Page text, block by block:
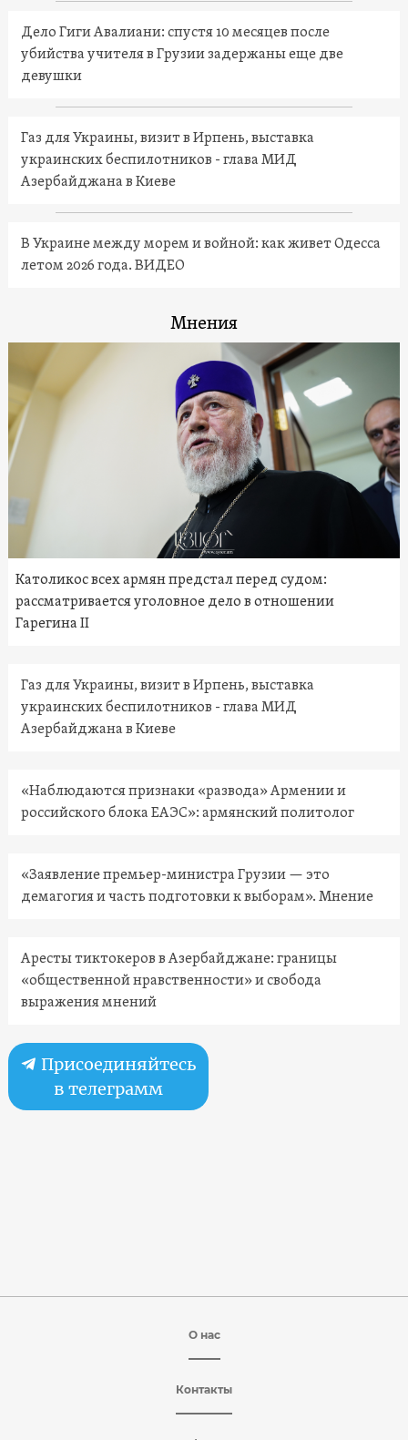
Дело Гиги Авалиани: спустя 10 месяцев после
убийства учителя в Грузии задержаны еще две
девушки
Газ для Украины, визит в Ирпень, выставка
украинских беспилотников - глава МИД
Азербайджана в Киеве
В Украине между морем и войной: как живет Одесса
летом 2026 года. ВИДЕО
Мнения
Католикос всех армян предстал перед судом:
рассматривается уголовное дело в отношении
Гарегина II
Газ для Украины, визит в Ирпень, выставка
украинских беспилотников - глава МИД
Азербайджана в Киеве
«Наблюдаются признаки «развода» Армении и
российского блока ЕАЭС»: армянский политолог
«Заявление премьер-министра Грузии — это
демагогия и часть подготовки к выборам». Мнение
Аресты тиктокеров в Азербайджане: границы
«общественной нравственности» и свобода
выражения мнений
Присоединяйтесь
в телеграмм
О нас
Контакты